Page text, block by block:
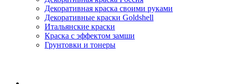
Декоративная краска своими руками
Декоративные краски Goldshell
Итальянские краски
Краска с эффектом замши
Грунтовки и тонеры